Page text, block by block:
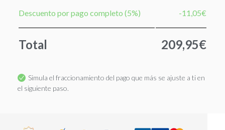
Descuento por pago completo (5%) -11,05€
Total 209,95€
Simula el fraccionamiento del pago que más se ajuste a ti en
el siguiente paso.